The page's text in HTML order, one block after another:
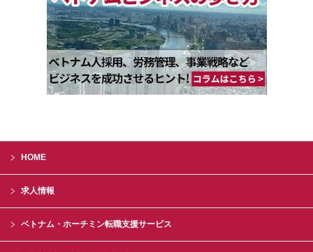
HOME
求人情報
ベトナム・ホーチミン転職支援サービス